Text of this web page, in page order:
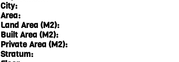
City:
Area:
Land Area (M2):
Built Area (M2):
Private Area (M2):
Stratum: